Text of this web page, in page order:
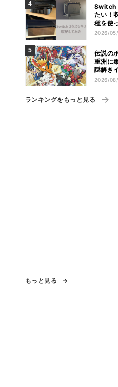
Switch
たい！
種を使
2026/
伝説の
重洲に
謎解き
2026/
ランキングをもっと見る
もっと見る